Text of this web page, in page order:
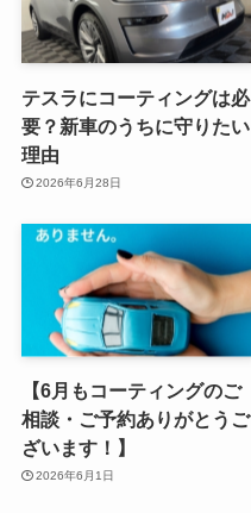
テスラにコーティングは必
要？新車のうちに守りたい
理由
2026年6月28日
【6月もコーティングのご
相談・ご予約ありがとうご
ざいます！】
2026年6月1日